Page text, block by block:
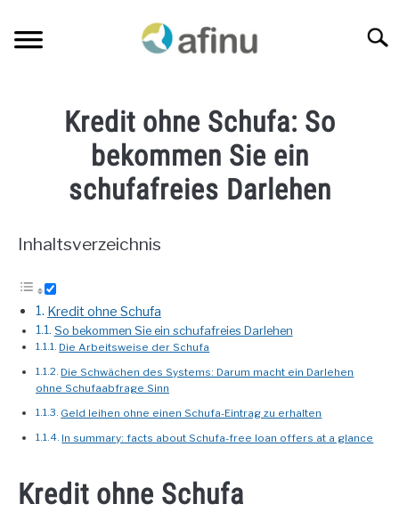
content
VERSICHERUNGSVERGLEICH
BLOG
KREDITANFRAGE
ÜBER MICH
Kredit ohne Schufa: So
bekommen Sie ein
schufafreies Darlehen
Inhaltsverzeichnis
Kredit ohne Schufa
So bekommen Sie ein schufafreies Darlehen
Die Arbeitsweise der Schufa
Die Schwächen des Systems: Darum macht ein Darlehen
ohne Schufaabfrage Sinn
Geld leihen ohne einen Schufa-Eintrag zu erhalten
In summary: facts about Schufa-free loan offers at a glance
Kredit ohne Schufa